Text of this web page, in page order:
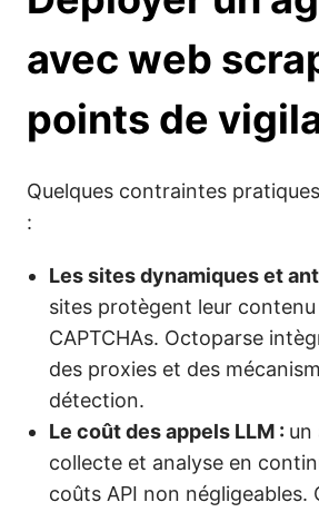
avec web
points de
Quelques contraintes
:
Les sites dynamiques et
sites protègent leur
CAPTCHAs. Octoparse
des proxies et des
détection.
Le coût des appels LLM : un
collecte et analyse en
coûts API non négligeables.